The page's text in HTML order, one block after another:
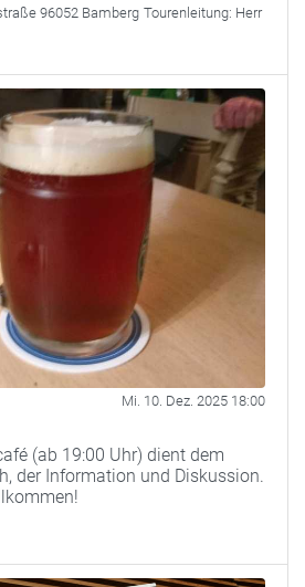
96052 Bamberg Tourenleitung: Herr
Mi. 10. Dez. 2025 18:00
(ab 19:00 Uhr) dient dem
der Information und Diskussion.